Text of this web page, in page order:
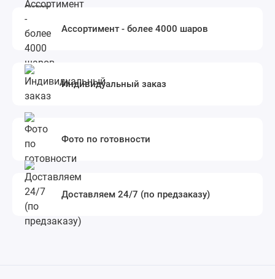
Ассортимент - более 4000 шаров
Индивидуальный заказ
Фото по готовности
Доставляем 24/7 (по предзаказу)